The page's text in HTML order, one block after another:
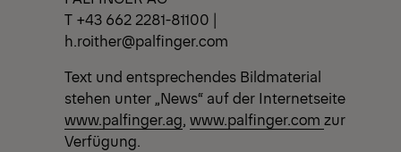
T +43 662 2281-81100 |
h.roither@palfinger.com
Text und entsprechendes Bildmaterial
stehen unter „News“ auf der Internetseite
www.palfinger.ag, www.palfinger.com zur
Verfügung.